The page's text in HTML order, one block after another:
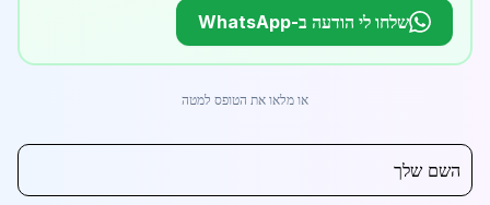
שלחו לי הודעה ב-WhatsApp
או מלאו את הטופס למטה